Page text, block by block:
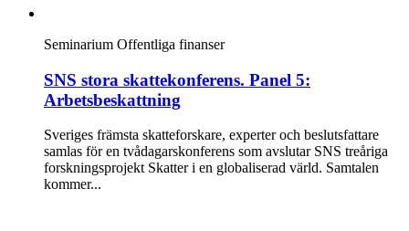
Seminarium Offentliga finanser
SNS stora skattekonferens. Panel 5:
Arbetsbeskattning
Sveriges främsta skatteforskare, experter och beslutsfattare
samlas för en tvådagarskonferens som avslutar SNS treåriga
forskningsprojekt Skatter i en globaliserad värld. Samtalen
kommer...